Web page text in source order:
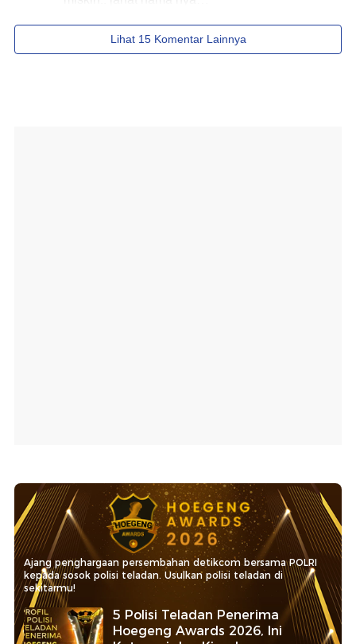
Ajang penghargaan persembahan detikcom bersama POLRI
kepada sosok polisi teladan. Usulkan polisi teladan di
sekitarmu!
5 Polisi Teladan Penerima
Hoegeng Awards 2026, Ini